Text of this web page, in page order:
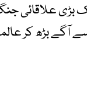
علاقائی جنگ
آگے بڑھ کر